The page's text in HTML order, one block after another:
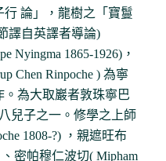
論」，龍樹之「寶鬘
譯自英譯者導論)
Nyingma 1865-1926)，
Chen Rinpoche ) 為寧
為大取巖者敦珠寧巴
兒子之一。修學之上師
1808-?) ，親遮旺布
、密帕穆仁波切( Mipham